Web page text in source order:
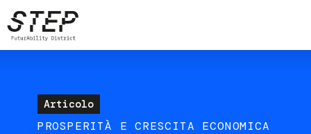
Salta
al
contenuto
Articolo
PROSPERITÀ E CRESCITA ECONOMICA